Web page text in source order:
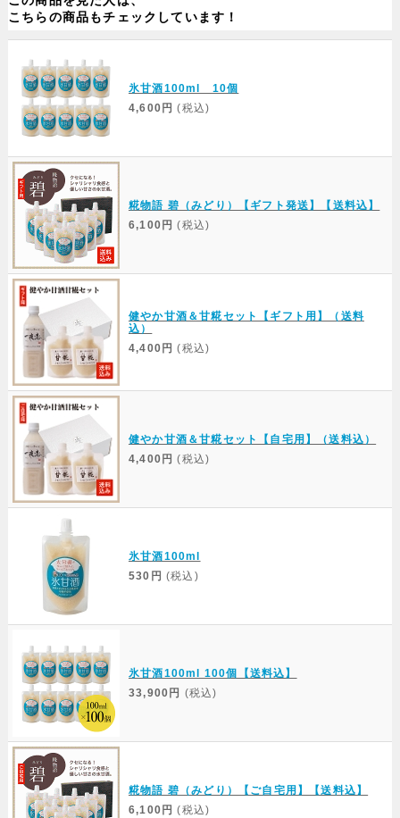
こちらの商品もチェックしています！
氷甘酒100ml 10個
4,600円 (税込)
糀物語 碧（みどり）【ギフト発送】【送料込】
6,100円 (税込)
健やか甘酒＆甘糀セット【ギフト用】（送料
込）
4,400円 (税込)
健やか甘酒＆甘糀セット【自宅用】（送料込）
4,400円 (税込)
氷甘酒100ml
530円 (税込)
氷甘酒100ml 100個【送料込】
33,900円 (税込)
糀物語 碧（みどり）【ご自宅用】【送料込】
6,100円 (税込)